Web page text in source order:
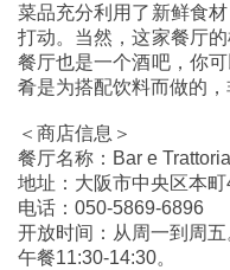
菜品充分利用了新鲜食
打动。当然，这家餐厅
餐厅也是一个酒吧，你
肴是为搭配饮料而做的，
＜商店信息＞
餐厅名称：Bar e
地址：大阪市中央区本
电话：050-5869-6896
开放时间：从周一到周五
午餐11:30-14:30。